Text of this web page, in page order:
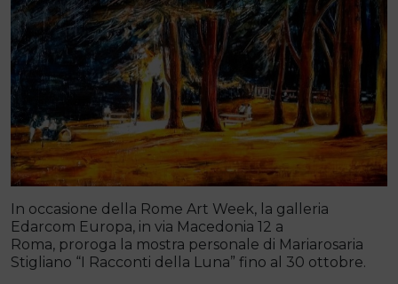
In occasione della Rome Art Week, la galleria
Edarcom Europa, in via Macedonia 12 a
Roma, proroga la mostra personale di Mariarosaria
Stigliano “I Racconti della Luna” fino al 30 ottobre.